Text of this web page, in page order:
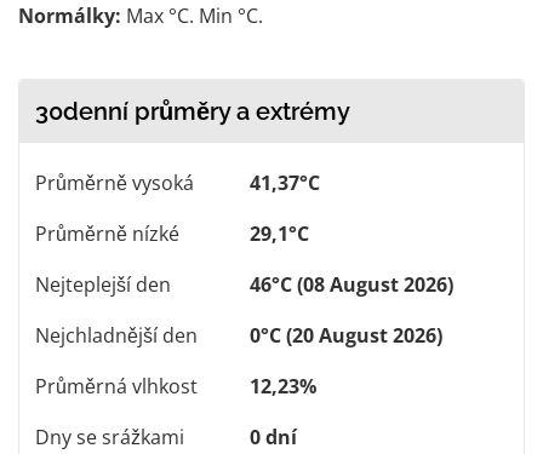
Normálky: Max °C. Min °C.
30denní průměry a extrémy
Průměrně vysoká
41,37°C
Průměrně nízké
29,1°C
Nejteplejší den
46°C (08 August 2026)
Nejchladnější den
0°C (20 August 2026)
Průměrná vlhkost
12,23%
Dny se srážkami
0 dní